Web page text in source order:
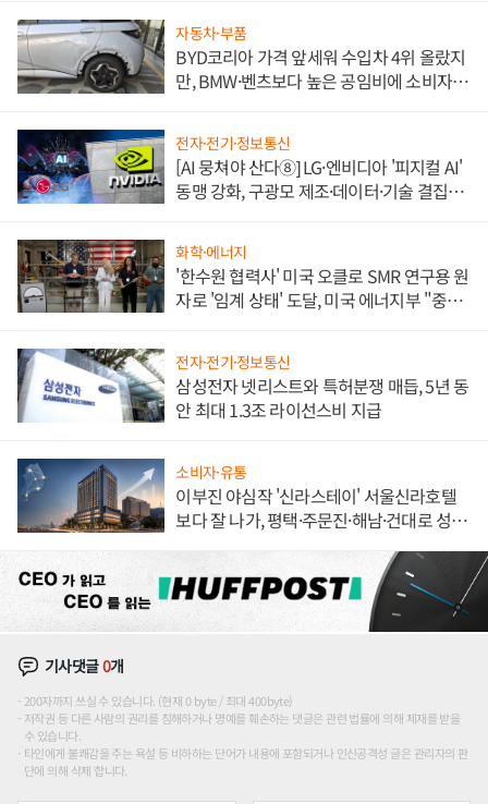
자동차·부품
BYD코리아 가격 앞세워 수입차 4위 올랐지
만, BMW·벤츠보다 높은 공임비에 소비자
전자·전기·정보통신
[AI 뭉쳐야 산다⑧] LG·엔비디아 '피지컬 AI'
동맹 강화, 구광모 제조·데이터·기술 결집
화학·에너지
'한수원 협력사' 미국 오클로 SMR 연구용 원
자로 '임계 상태' 도달, 미국 에너지부 "중요
전자·전기·정보통신
삼성전자 넷리스트와 특허분쟁 매듭, 5년 동
안 최대 1.3조 라이선스비 지급
소비자·유통
이부진 야심작 '신라스테이' 서울신라호텔
보다 잘 나가, 평택·주문진·해남·건대로 성
기사댓글0개
200자까지 쓰실 수 있습니다. (현재 0 byte / 최대 400byte)
저작권 등 다른 사람의 권리를 침해하거나 명예를 훼손하는 댓글은 관련 법률에 의해 제재를 받을
수 있습니다.
타인에게 불쾌감을 주는 욕설 등 비하하는 단어가 내용에 포함되거나 인신공격성 글은 관리자의 판
단에 의해 삭제 합니다.